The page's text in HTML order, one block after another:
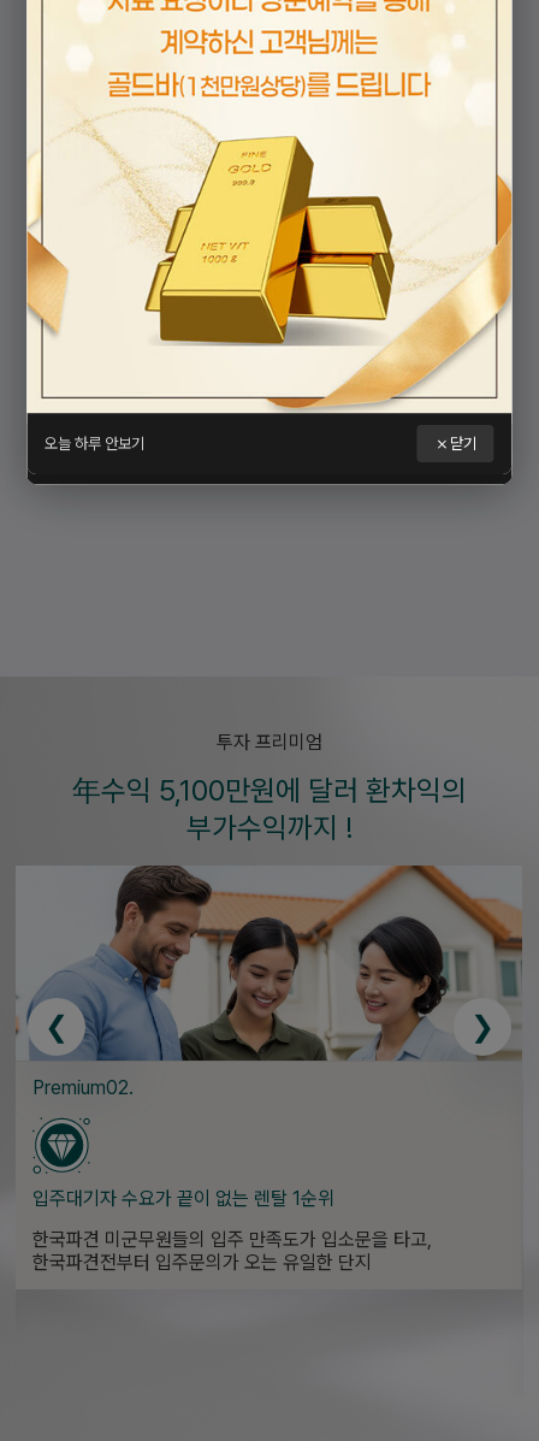
투자 프리미엄
年수익 5,100만원에 달러 환차익의
부가수익까지 !
Premium02.
입주대기자 수요가 끝이 없는 렌탈 1순위
한국파견 미군무원들의 입주 만족도가 입소문을 타고,
한국파견전부터 입주문의가 오는 유일한 단지
오늘 하루 안보기 닫기
오늘 하루 안보기 닫기